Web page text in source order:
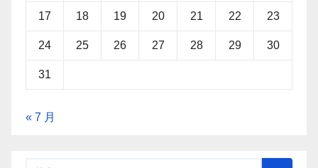
17 18 19 20 21 22 23
24 25 26 27 28 29 30
31
« 7 月